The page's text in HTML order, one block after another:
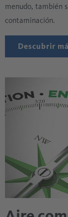
menudo, también
contaminación.
Descubrir